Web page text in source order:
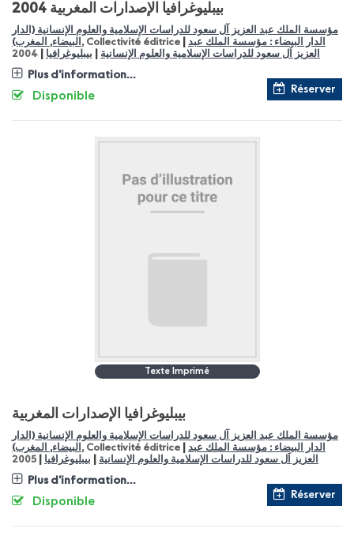
2004 بيبليوغرافيا الإصدارات المغربية
مؤسسة الملك عبد العزيز آل سعود للدراسات الإسلامية والعلوم الإنسانية (الدار
البيضاء, المغرب) , Collectivité éditrice
الدار البيضاء : مؤسسة الملك عبد
العزيز اَل سعود للدراسات الإسلامية والعلوم الإنسانية
بيبليوغرافيا 2004
Plus d'information...
Réserver
Disponible
Texte Imprimé
بيبليوغرافيا الإصدارات المغربية
مؤسسة الملك عبد العزيز آل سعود للدراسات الإسلامية والعلوم الإنسانية (الدار
البيضاء, المغرب) , Collectivité éditrice
الدار البيضاء : مؤسسة الملك عبد
العزيز اَل سعود للدراسات الإسلامية والعلوم الإنسانية
بيبليوغرافيا 2005
Plus d'information...
Réserver
Disponible